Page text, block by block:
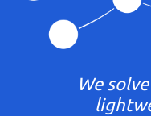
We